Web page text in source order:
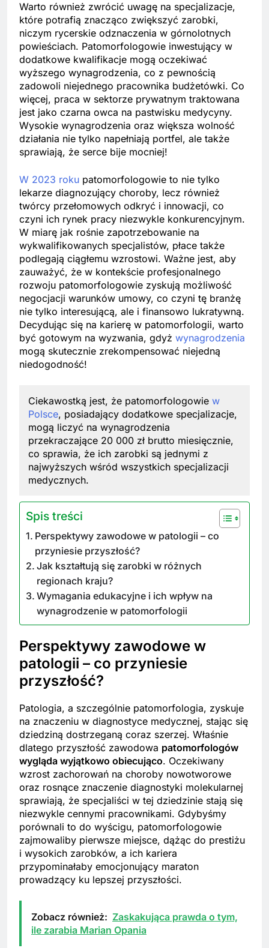
Warto również zwrócić uwagę na specjalizacje,
które potrafią znacząco zwiększyć zarobki,
niczym rycerskie odznaczenia w górnolotnych
powieściach. Patomorfologowie inwestujący w
dodatkowe kwalifikacje mogą oczekiwać
wyższego wynagrodzenia, co z pewnością
zadowoli niejednego pracownika budżetówki. Co
więcej, praca w sektorze prywatnym traktowana
jest jako czarna owca na pastwisku medycyny.
Wysokie wynagrodzenia oraz większa wolność
działania nie tylko napełniają portfel, ale także
sprawiają, że serce bije mocniej!
W 2023 roku patomorfologowie to nie tylko
lekarze diagnozujący choroby, lecz również
twórcy przełomowych odkryć i innowacji, co
czyni ich rynek pracy niezwykle konkurencyjnym.
W miarę jak rośnie zapotrzebowanie na
wykwalifikowanych specjalistów, płace także
podlegają ciągłemu wzrostowi. Ważne jest, aby
zauważyć, że w kontekście profesjonalnego
rozwoju patomorfologowie zyskują możliwość
negocjacji warunków umowy, co czyni tę branżę
nie tylko interesującą, ale i finansowo lukratywną.
Decydując się na karierę w patomorfologii, warto
być gotowym na wyzwania, gdyż wynagrodzenia
mogą skutecznie zrekompensować niejedną
niedogodność!
Ciekawostką jest, że patomorfologowie w
Polsce, posiadający dodatkowe specjalizacje,
mogą liczyć na wynagrodzenia
przekraczające 20 000 zł brutto miesięcznie,
co sprawia, że ich zarobki są jednymi z
najwyższych wśród wszystkich specjalizacji
medycznych.
Spis treści
Perspektywy zawodowe w patologii – co
przyniesie przyszłość?
Jak kształtują się zarobki w różnych
regionach kraju?
Wymagania edukacyjne i ich wpływ na
wynagrodzenie w patomorfologii
Perspektywy zawodowe w
patologii – co przyniesie
przyszłość?
Patologia, a szczególnie patomorfologia, zyskuje
na znaczeniu w diagnostyce medycznej, stając się
dziedziną dostrzeganą coraz szerzej. Właśnie
dlatego przyszłość zawodowa patomorfologów
wygląda wyjątkowo obiecująco. Oczekiwany
wzrost zachorowań na choroby nowotworowe
oraz rosnące znaczenie diagnostyki molekularnej
sprawiają, że specjaliści w tej dziedzinie stają się
niezwykle cennymi pracownikami. Gdybyśmy
porównali to do wyścigu, patomorfologowie
zajmowaliby pierwsze miejsce, dążąc do prestiżu
i wysokich zarobków, a ich kariera
przypominałaby emocjonujący maraton
prowadzący ku lepszej przyszłości.
Zobacz również: Zaskakująca prawda o tym,
ile zarabia Marian Opania